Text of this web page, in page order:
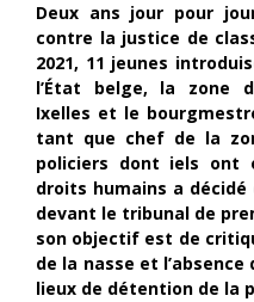
Deux ans jour pour
contre la justice de
2021, 11 jeunes
l’État belge, la zone
Ixelles et le
tant que chef de la
policiers dont iels ont
droits humains a
devant le tribunal de
son objectif est de
de la nasse et
lieux de détention de la